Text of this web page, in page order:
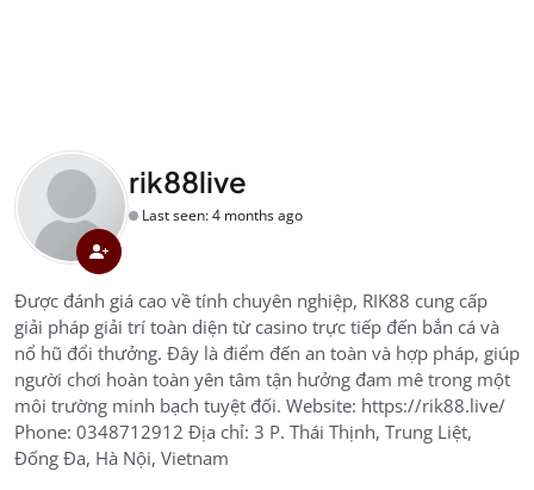
rik88live
Last seen: 4 months ago
Được đánh giá cao về tính chuyên nghiệp, RIK88 cung cấp
giải pháp giải trí toàn diện từ casino trực tiếp đến bắn cá và
nổ hũ đổi thưởng. Đây là điểm đến an toàn và hợp pháp, giúp
người chơi hoàn toàn yên tâm tận hưởng đam mê trong một
môi trường minh bạch tuyệt đối. Website: https://rik88.live/
Phone: 0348712912 Địa chỉ: 3 P. Thái Thịnh, Trung Liệt,
Đống Đa, Hà Nội, Vietnam